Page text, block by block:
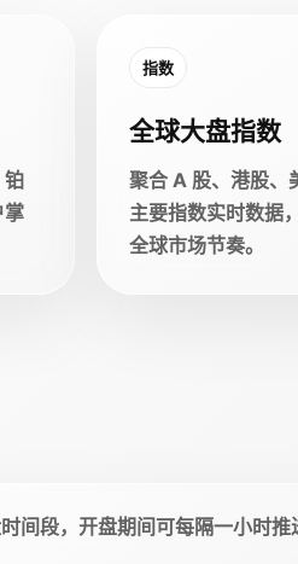
铂
掌
指数
全球大盘指数
聚合 A 股、港股、
主要指数实时数据
全球市场节奏。
间段，开盘期间可每隔一小时推